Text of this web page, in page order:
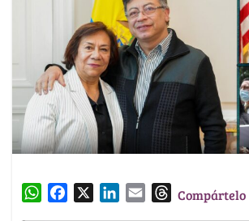
W
TCompártelo